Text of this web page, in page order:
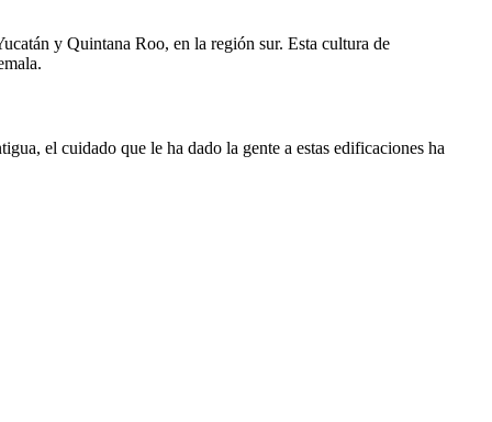
y Quintana Roo, en la región sur. Esta cultura de
el cuidado que le ha dado la gente a estas edificaciones ha